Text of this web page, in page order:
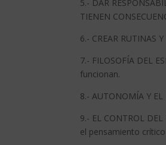
5.- DAR
TIENEN
6.- CREAR RUTINAS
7.- FILOSOFÍA DEL
funcionan.
8.- AUTONOMÍA Y
9.- EL CONTROL
el pensamiento